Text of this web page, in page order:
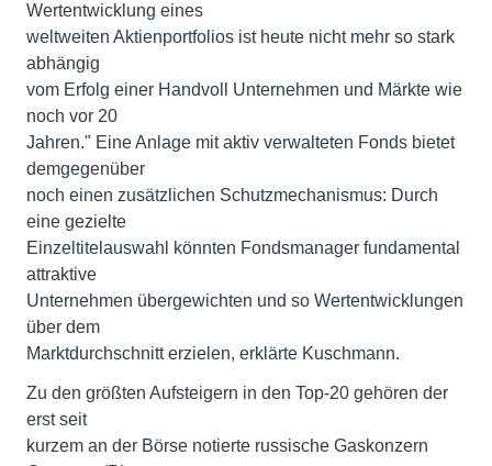
Wertentwicklung eines
weltweiten Aktienportfolios ist heute nicht mehr so stark
abhängig
vom Erfolg einer Handvoll Unternehmen und Märkte wie
noch vor 20
Jahren." Eine Anlage mit aktiv verwalteten Fonds bietet
demgegenüber
noch einen zusätzlichen Schutzmechanismus: Durch
eine gezielte
Einzeltitelauswahl könnten Fondsmanager fundamental
attraktive
Unternehmen übergewichten und so Wertentwicklungen
über dem
Marktdurchschnitt erzielen, erklärte Kuschmann.
Zu den größten Aufsteigern in den Top-20 gehören der
erst seit
kurzem an der Börse notierte russische Gaskonzern